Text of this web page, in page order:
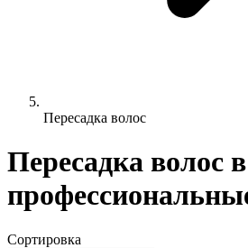
Пересадка волос
Пересадка волос
Сортировка